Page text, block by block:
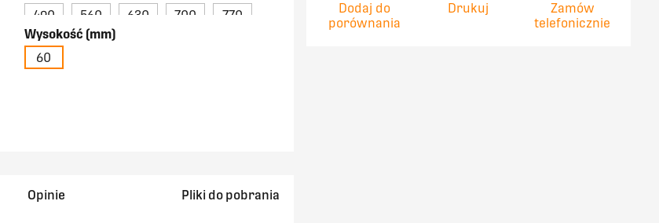
490 560 630 700 770
840
Wysokość (mm)
60
Dodaj do
porównania
Drukuj
Zamów
telefonicznie
Opinie Pliki do pobrania